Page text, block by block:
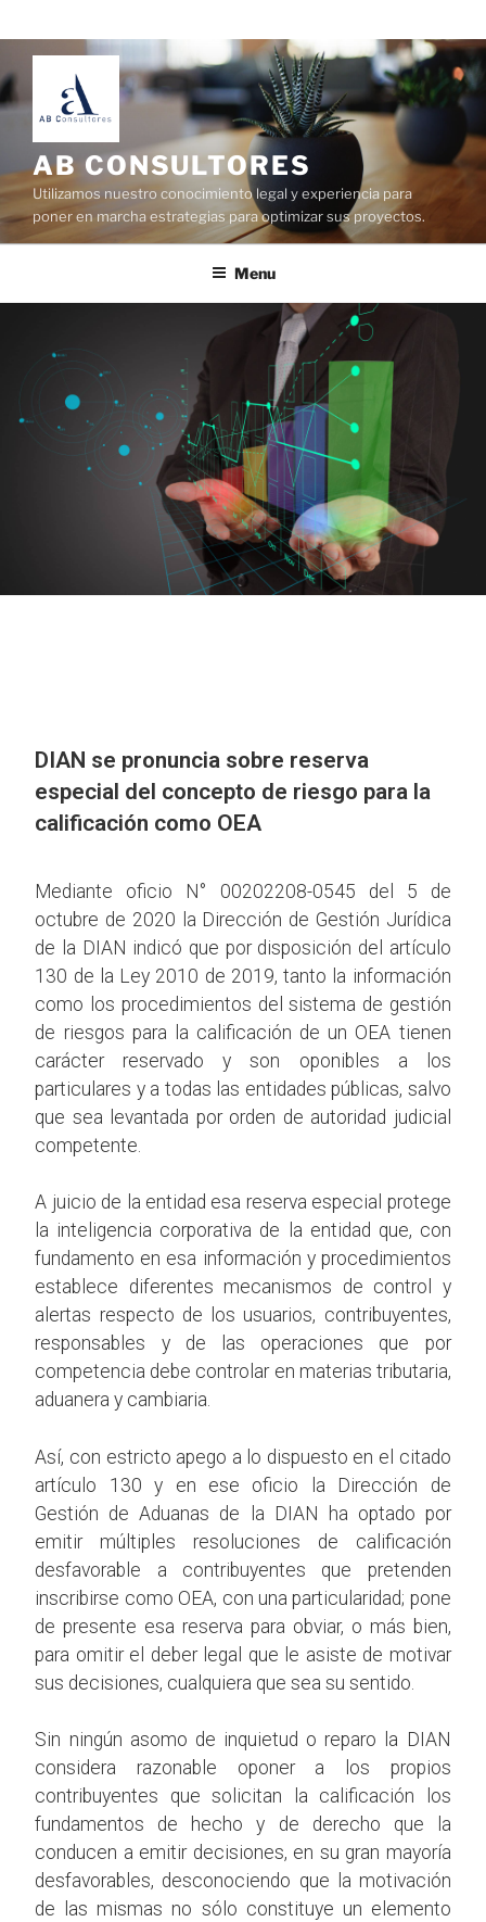
AB CONSULTORES
Utilizamos nuestro conocimiento legal y experiencia para
poner en marcha estrategias para optimizar sus proyectos.
Menu
DIAN se pronuncia sobre reserva
especial del concepto de riesgo para la
calificación como OEA
Mediante oficio N° 00202208-0545 del 5 de
octubre de 2020 la Dirección de Gestión Jurídica
de la DIAN indicó que por disposición del artículo
130 de la Ley 2010 de 2019, tanto la información
como los procedimientos del sistema de gestión
de riesgos para la calificación de un OEA tienen
carácter reservado y son oponibles a los
particulares y a todas las entidades públicas, salvo
que sea levantada por orden de autoridad judicial
competente.
A juicio de la entidad esa reserva especial protege
la inteligencia corporativa de la entidad que, con
fundamento en esa información y procedimientos
establece diferentes mecanismos de control y
alertas respecto de los usuarios, contribuyentes,
responsables y de las operaciones que por
competencia debe controlar en materias tributaria,
aduanera y cambiaria.
Así, con estricto apego a lo dispuesto en el citado
artículo 130 y en ese oficio la Dirección de
Gestión de Aduanas de la DIAN ha optado por
emitir múltiples resoluciones de calificación
desfavorable a contribuyentes que pretenden
inscribirse como OEA, con una particularidad; pone
de presente esa reserva para obviar, o más bien,
para omitir el deber legal que le asiste de motivar
sus decisiones, cualquiera que sea su sentido.
Sin ningún asomo de inquietud o reparo la DIAN
considera razonable oponer a los propios
contribuyentes que solicitan la calificación los
fundamentos de hecho y de derecho que la
conducen a emitir decisiones, en su gran mayoría
desfavorables, desconociendo que la motivación
de las mismas no sólo constituye un elemento